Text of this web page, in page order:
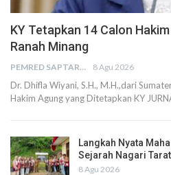
KY Tetapkan 14 Calon
Ranah Minang
PEMRED SAPTARIUS 8 Agu 2026
Dr. Dhifla Wiyani, S.H., M.H.,dari
Hakim Agung yang Ditetapkan KY
Langkah Nyata
Sejarah Nagari
8 Agu 2026